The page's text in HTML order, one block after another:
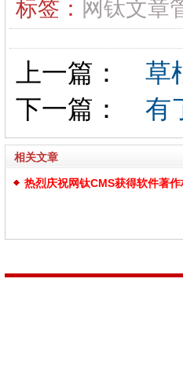
标签： 网钛文章
上一篇：
草
下一篇：
有
相关文章
热烈庆祝网钛CMS获得软件著作